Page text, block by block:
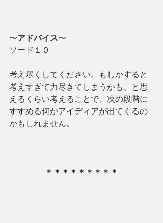
〜アドバイス〜
ソード１０
考え尽くしてください。もしかすると
考えすぎて力尽きてしまうかも、と思
えるくらい考えることで、次の段階に
すすめる何かアイディアが出てくるの
かもしれません。
＊＊＊＊＊＊＊＊＊